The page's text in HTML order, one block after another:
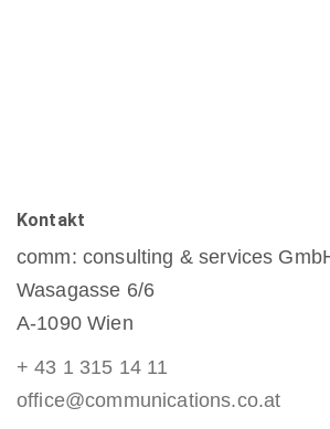
Kontakt
comm: consulting & services
Wasagasse 6/6
A-1090 Wien
+ 43 1 315 14 11
office@communications.co.at